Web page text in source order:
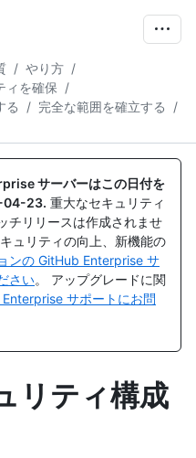
/ やり方 /
ィを確保 /
る
/ 完全な範囲を確立する
/
サーバーはこの日付を
04-23. 重大なセキュリティ
チリリースは作成されませ
ュリティの向上、新機能の
ンの GitHub Enterprise サ
さい。 アップグレードに関
サポートにお問
リティ構成